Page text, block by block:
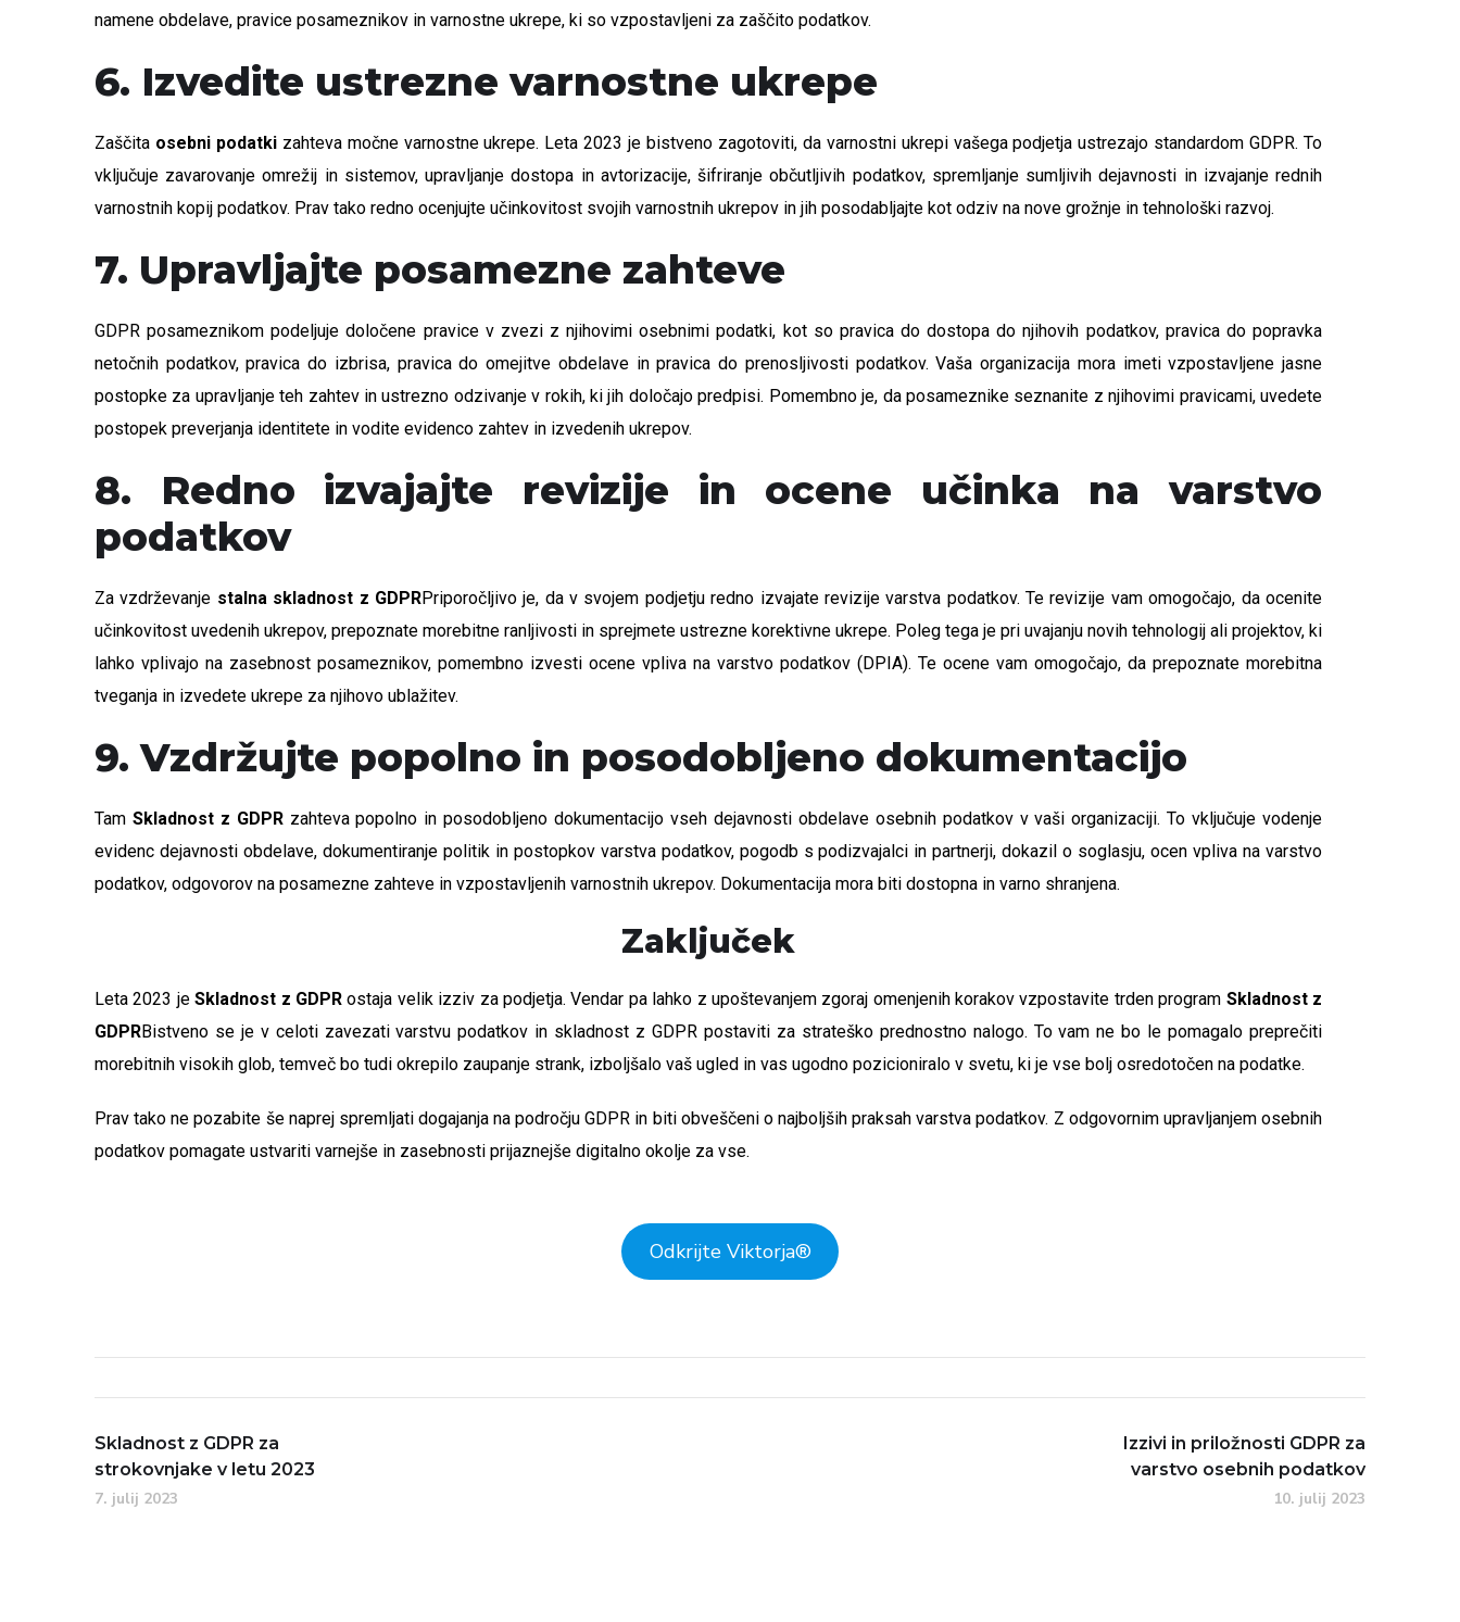
namene obdelave, pravice posameznikov in varnostne ukrepe, ki so vzpostavljeni za zaščito podatkov.
6. Izvedite ustrezne varnostne ukrepe
Zaščita osebni podatkizahteva močne varnostne ukrepe. Leta 2023 je bistveno zagotoviti, da varnostni ukrepi vašega podjetja ustrezajo standardom GDPR. To
vključuje zavarovanje omrežij in sistemov, upravljanje dostopa in avtorizacije, šifriranje občutljivih podatkov, spremljanje sumljivih dejavnosti in izvajanje rednih
varnostnih kopij podatkov. Prav tako redno ocenjujte učinkovitost svojih varnostnih ukrepov in jih posodabljajte kot odziv na nove grožnje in tehnološki razvoj.
7. Upravljajte posamezne zahteve
GDPR posameznikom podeljuje določene pravice v zvezi z njihovimi osebnimi podatki, kot so pravica do dostopa do njihovih podatkov, pravica do popravka
netočnih podatkov, pravica do izbrisa, pravica do omejitve obdelave in pravica do prenosljivosti podatkov. Vaša organizacija mora imeti vzpostavljene jasne
postopke za upravljanje teh zahtev in ustrezno odzivanje v rokih, ki jih določajo predpisi. Pomembno je, da posameznike seznanite z njihovimi pravicami, uvedete
postopek preverjanja identitete in vodite evidenco zahtev in izvedenih ukrepov.
8. Redno izvajajte revizije in ocene učinka na varstvo
podatkov
Za vzdrževanje stalna skladnost z GDPRPriporočljivo je, da v svojem podjetju redno izvajate revizije varstva podatkov. Te revizije vam omogočajo, da ocenite
učinkovitost uvedenih ukrepov, prepoznate morebitne ranljivosti in sprejmete ustrezne korektivne ukrepe. Poleg tega je pri uvajanju novih tehnologij ali projektov, ki
lahko vplivajo na zasebnost posameznikov, pomembno izvesti ocene vpliva na varstvo podatkov (DPIA). Te ocene vam omogočajo, da prepoznate morebitna
tveganja in izvedete ukrepe za njihovo ublažitev.
9. Vzdržujte popolno in posodobljeno dokumentacijo
Tam Skladnost z GDPRzahteva popolno in posodobljeno dokumentacijo vseh dejavnosti obdelave osebnih podatkov v vaši organizaciji. To vključuje vodenje
evidenc dejavnosti obdelave, dokumentiranje politik in postopkov varstva podatkov, pogodb s podizvajalci in partnerji, dokazil o soglasju, ocen vpliva na varstvo
podatkov, odgovorov na posamezne zahteve in vzpostavljenih varnostnih ukrepov. Dokumentacija mora biti dostopna in varno shranjena.
Zaključek
Leta 2023 jeSkladnost z GDPRostaja velik izziv za podjetja. Vendar pa lahko z upoštevanjem zgoraj omenjenih korakov vzpostavite trden program Skladnost z
GDPRBistveno se je v celoti zavezati varstvu podatkov in skladnost z GDPR postaviti za strateško prednostno nalogo. To vam ne bo le pomagalo preprečiti
morebitnih visokih glob, temveč bo tudi okrepilo zaupanje strank, izboljšalo vaš ugled in vas ugodno pozicioniralo v svetu, ki je vse bolj osredotočen na podatke.
Prav tako ne pozabite še naprej spremljati dogajanja na področju GDPR in biti obveščeni o najboljših praksah varstva podatkov. Z odgovornim upravljanjem osebnih
podatkov pomagate ustvariti varnejše in zasebnosti prijaznejše digitalno okolje za vse.
Odkrijte Viktorja®
Skladnost z GDPR za
strokovnjake v letu 2023
7. julij 2023
Izzivi in priložnosti GDPR za
varstvo osebnih podatkov
10. julij 2023